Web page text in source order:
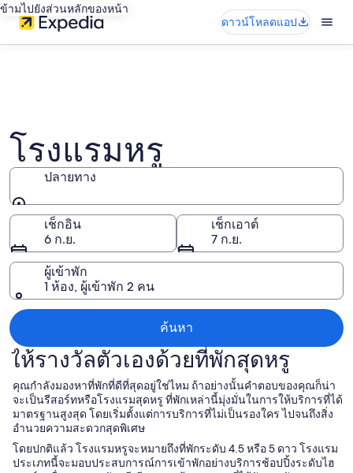
ข้ามไปยังส่วนหลักของหน้า
ดาวน์โหลดแอป
โรงแรมหรู
ปลายทาง
ปลายทาง
เช็กอิน
6 ก.ย.
เช็กเอาต์
7 ก.ย.
ผู้เข้าพัก
1 ห้อง, ผู้เข้าพัก 2 คน
ค้นหา
ให้รางวัลตัวเองด้วยที่พักสุดหรู
คุณกำลังมองหาที่พักที่ดีที่สุดอยู่ใช่ไหม ถ้าอย่างนั้นคำตอบของคุณก็น่า
จะเป็นรีสอร์ทหรือโรงแรมสุดหรู ที่พักเหล่านี้มุ่งมั่นในการให้บริการที่ได้
มาตรฐานสูงสุด โดยเริ่มตั้งแต่การบริการที่ไม่เป็นรองใคร ไปจนถึงสิ่ง
อำนวยความสะดวกสุดพิเศษ
โดยปกติแล้ว โรงแรมหรูจะหมายถึงที่พักระดับ 4.5 หรือ 5 ดาว โรงแรม
ประเภทนี้จะมอบประสบการณ์การเข้าพักอย่างบริการช้อปปิ้งระดับไฮ